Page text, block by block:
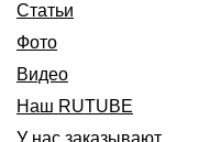
Статьи
Фото
Видео
Наш RUTUBE